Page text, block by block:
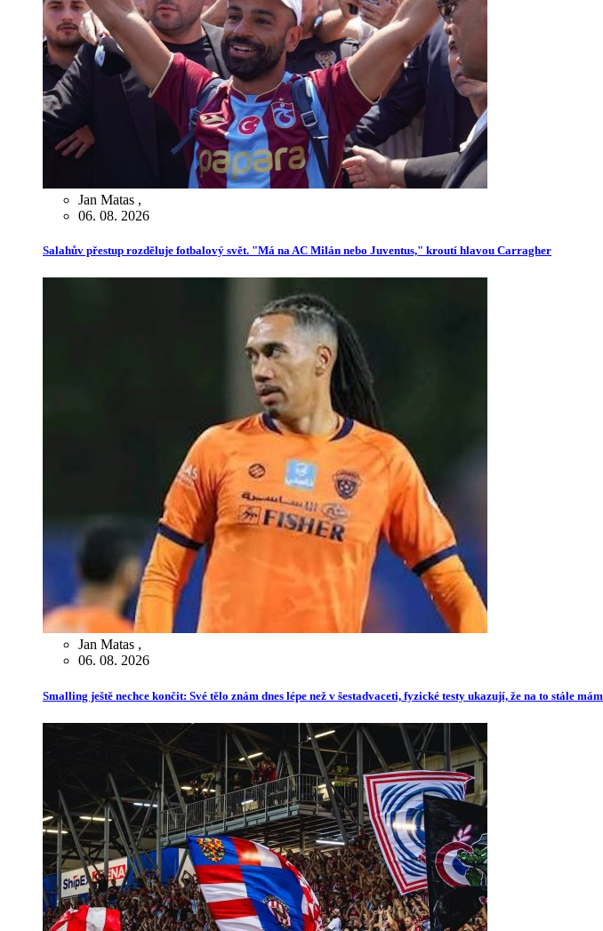
Jan Matas ,
06. 08. 2026
Salahův přestup rozděluje fotbalový svět. "Má na AC Milán nebo Juventus," kroutí hlavou Carragher
Jan Matas ,
06. 08. 2026
Smalling ještě nechce končit: Své tělo znám dnes lépe než v šestadvaceti, fyzické testy ukazují, že na to stále mám